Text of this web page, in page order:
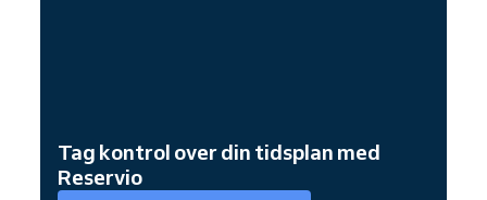
Tag kontrol over din tidsplan med
Reservio